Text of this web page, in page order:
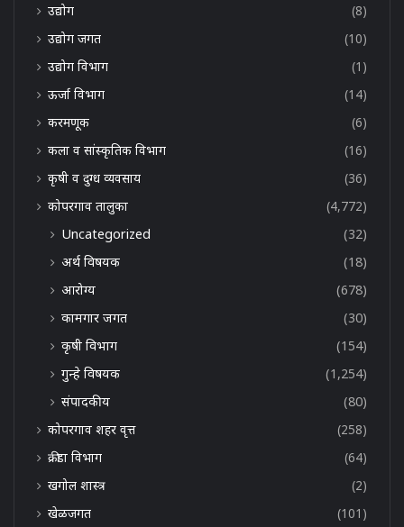
उद्योग
(8)
उद्योग जगत
(10)
उद्योग विभाग
(1)
ऊर्जा विभाग
(14)
करमणूक
(6)
कला व सांस्कृतिक विभाग
(16)
कृषी व दुग्ध व्यवसाय
(36)
कोपरगाव तालुका
(4,772)
Uncategorized
(32)
अर्थ विषयक
(18)
आरोग्य
(678)
कामगार जगत
(30)
कृषी विभाग
(154)
गुन्हे विषयक
(1,254)
संपादकीय
(80)
कोपरगाव शहर वृत्त
(258)
क्रीडा विभाग
(64)
खगोल शास्त्र
(2)
खेळजगत
(101)